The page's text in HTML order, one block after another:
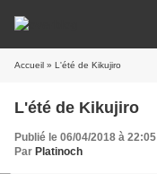
Accueil » L'été de Kikujiro
L'été de Kikujiro
Publié le 06/04/2018 à 22:05
Par Platinoch